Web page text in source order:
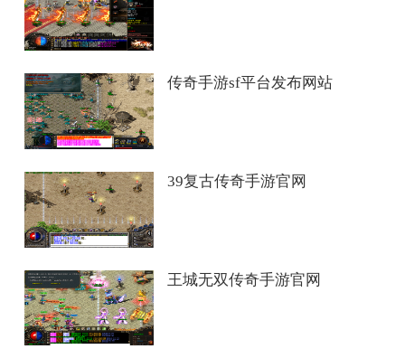
传奇手游sf平台发布网站
39复古传奇手游官网
王城无双传奇手游官网